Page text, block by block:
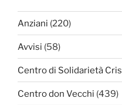
Anziani (220)
Avvisi (58)
Centro di Solidarietà
Centro don Vecchi (439)